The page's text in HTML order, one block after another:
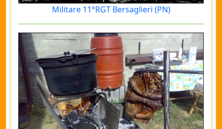
Militare 11°RGT Bersaglieri (PN)